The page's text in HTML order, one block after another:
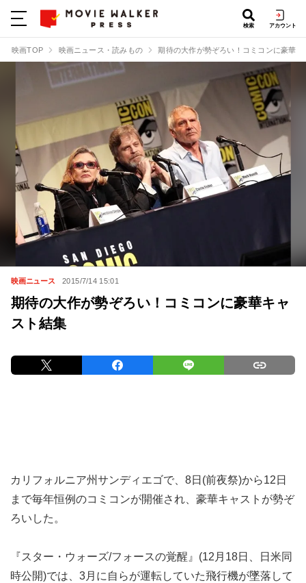
検索 アカウント
映画TOP 映画ニュース・読みもの 期待の大作が勢ぞろい！コミコンに豪華キ
映画ニュース 2015/7/14 15:01
期待の大作が勢ぞろい！コミコンに豪華キャ
スト結集
カリフォルニア州サンディエゴで、8日(前夜祭)から12日
まで毎年恒例のコミコンが開催され、豪華キャストが勢ぞ
ろいした。
『スター・ウォーズ/フォースの覚醒』(12月18日、日米同
時公開)では、3月に自らが運転していた飛行機が墜落して